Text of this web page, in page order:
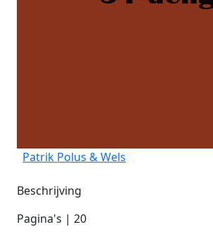
Patrik Polus & Wels
Beschrijving
Pagina's | 20